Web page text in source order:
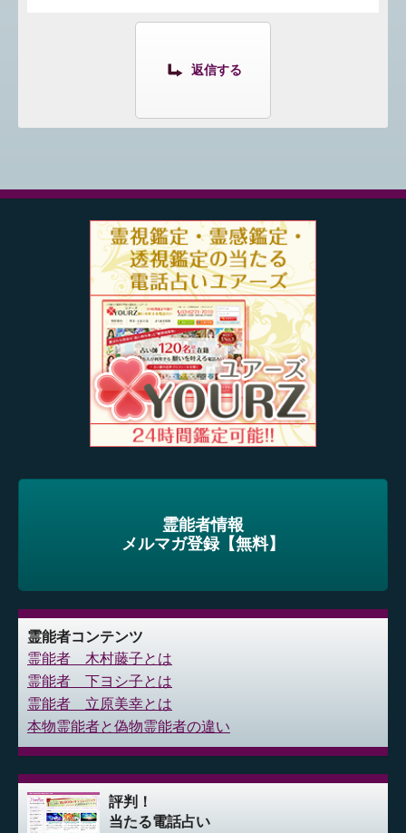
返信する
霊能者情報
メルマガ登録【無料】
霊能者コンテンツ
霊能者 木村藤子とは
霊能者 下ヨシ子とは
霊能者 立原美幸とは
本物霊能者と偽物霊能者の違い
評判！
当たる電話占い